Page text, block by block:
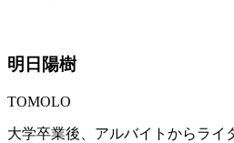
明日陽樹
TOMOLO
大学卒業後、アルバイトからライ